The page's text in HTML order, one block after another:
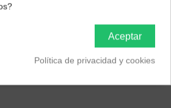
Aceptar
Política de privacidad y cookies